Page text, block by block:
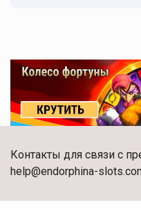
Контакты для связи с
help@endorphina-